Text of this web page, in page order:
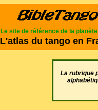
Le site de référence de la planète
L'atlas du tango en
La rubrique